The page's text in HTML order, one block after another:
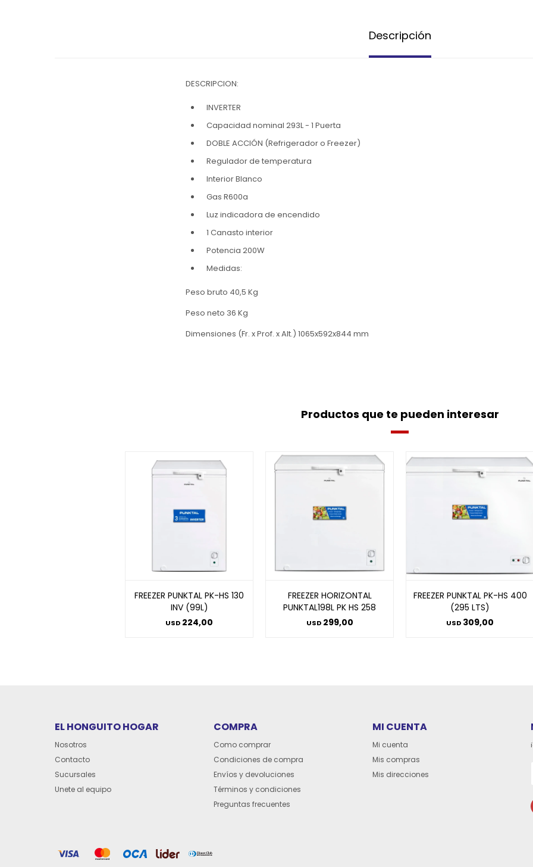
Descripción
DESCRIPCION:
INVERTER
Capacidad nominal 293L - 1 Puerta
DOBLE ACCIÓN (Refrigerador o Freezer)
Regulador de temperatura
Interior Blanco
Gas R600a
Luz indicadora de encendido
1 Canasto interior
Potencia 200W
Medidas:
Peso bruto 40,5 Kg
Peso neto 36 Kg
Dimensiones (Fr. x Prof. x Alt.) 1065x592x844 mm
Productos que te pueden interesar
FREEZER PUNKTAL PK-HS 130
INV (99L)
USD 224,00
FREEZER HORIZONTAL
PUNKTAL198L PK HS 258
USD 299,00
FREEZER PUNKTAL PK-HS 400
(295 LTS)
USD 309,00
EL HONGUITO HOGAR
Nosotros
Contacto
Sucursales
Unete al equipo
COMPRA
Como comprar
Condiciones de compra
Envíos y devoluciones
Términos y condiciones
Preguntas frecuentes
MI CUENTA
Mi cuenta
Mis compras
Mis direcciones